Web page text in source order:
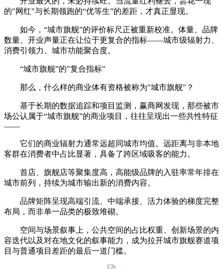
的"网红"与长期领跑的“优等生”的差距，才真正显现。
如今，“城市旗舰”的评价标尺正被重新校准。体量、品牌
数量、开业声量正在让位于更复合的指标——城市级辐射力、
消费引领力、城市功能聚合度。
“城市旗舰”的"复合指标"
那么，什么样的商业体有资格被称为"城市旗舰"？
基于长期的数据追踪和项目监测，赢商网发现，那些被市
场公认属于“城市旗舰”的商业项目，往往呈现出一些共性特征
——
它们的商业辐射力通常远超同城市均值。远距离与非本地
客群在消费者中占比显著，具备了跨区域吸客的能力。
首店、旗舰店等聚集度高，高能级品牌的入驻率常年排在
城市前列，持续为城市输出新的消费内容。
品牌矩阵呈现高端引流、中端承接、活力体验的梯度完整
布局，而非单一品类的极致堆砌。
空间与场景叙事上，公共空间的占比权重、创新场景的内
容迭代以及对在地文化的叙事能力，成为拉开城市旗舰赛道项
目与普通项目差距的最后一道门槛。